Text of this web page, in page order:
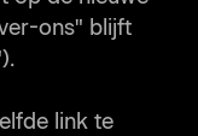
ons" blijft
link te